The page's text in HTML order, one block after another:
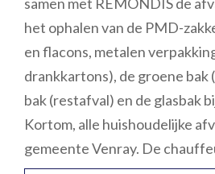
het ophalen van de PMD-
en flacons, metalen
drankkartons), de groene bak
bak (restafval) en de glasbak
Kortom, alle huishoudelijke
gemeente Venray. De